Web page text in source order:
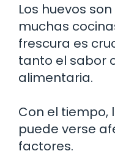
Los huevos
muchas
frescura es
tanto el sabor
alimentaria.
Con el tiempo,
puede verse
factores.